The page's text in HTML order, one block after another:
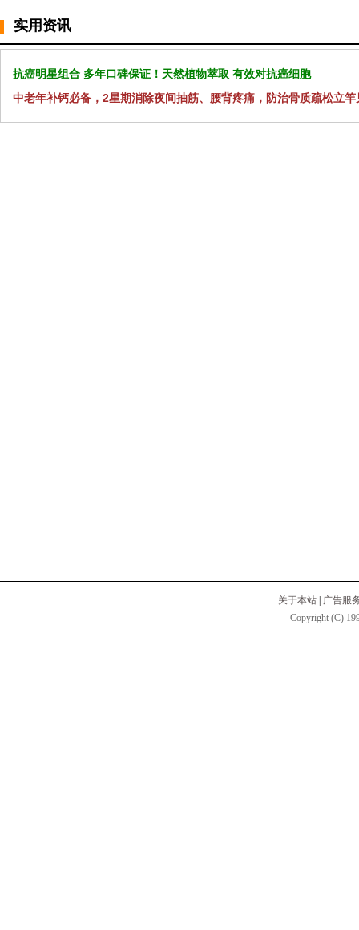
实用资讯
抗癌明星组合 多年口碑保证！天然植物萃取 有效对抗癌细胞
中老年补钙必备，2星期消除夜间抽筋、腰背疼痛，防治骨质疏松立竿
关于本站
广告服
Copyright (C)